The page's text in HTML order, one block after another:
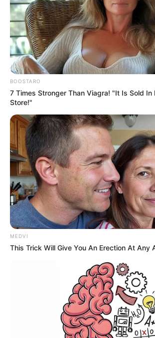
BOOSTARO
7 Times Stronger Than Viagra! "It Is Sold In
Store!"
MEDVI
This Trick Will Give You An Erection At Any